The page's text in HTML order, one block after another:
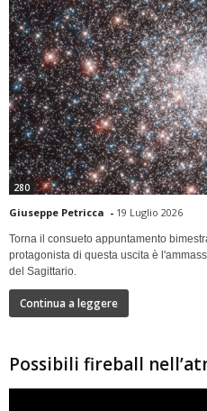
280
Giuseppe Petricca - 19 Luglio 2026
Torna il consueto appuntamento
protagonista di questa uscita è
del Sagittario.
Continua a leggere
Possibili fireball